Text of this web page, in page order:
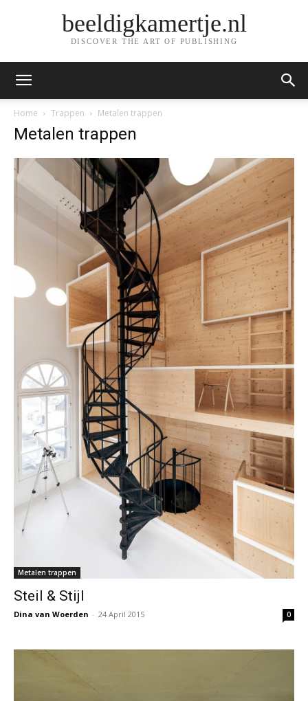
beeldigkamertje.nl
DISCOVER THE ART OF PUBLISHING
Home Trappen Metalen trappen
Metalen trappen
Metalen trappen
Steil & Stijl
Dina van Woerden - 24 April 2015 0